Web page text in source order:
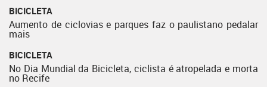
BICICLETA
Aumento de ciclovias e parques faz o paulistano pedalar
mais
BICICLETA
No Dia Mundial da Bicicleta, ciclista é atropelada e morta
no Recife